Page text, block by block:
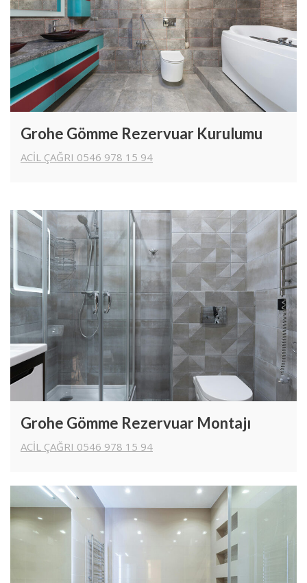
Grohe Gömme Rezervuar Kurulumu
ACİL ÇAĞRI 0546 978 15 94
Grohe Gömme Rezervuar Montajı
ACİL ÇAĞRI 0546 978 15 94